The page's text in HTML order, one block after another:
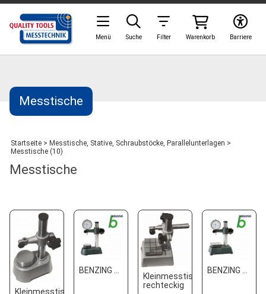
Messtische
Startseite > Messtische, Stative, Schraubstöcke, Parallelunterlagen >
Messtische (10)
Messtische
Kleinmesstisch
BENZING
Kleinmesstisch
rechteckig
BENZING
Barriere
Warenkorb
Filter
Suche
Menü